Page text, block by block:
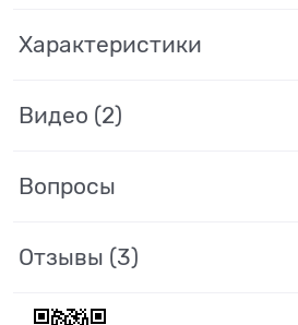
Характеристики
Видео (2)
Вопросы
Отзывы (3)